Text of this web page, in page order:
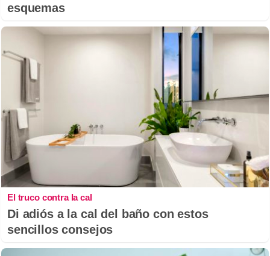
esquemas
El truco contra la cal
Di adiós a la cal del baño con estos
sencillos consejos